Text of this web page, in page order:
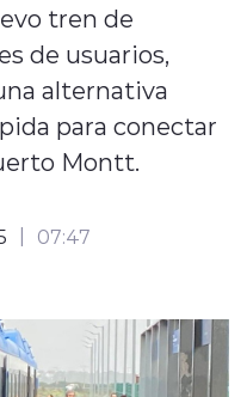
tren de
de usuarios,
alternativa
para conectar
Montt.
07:47